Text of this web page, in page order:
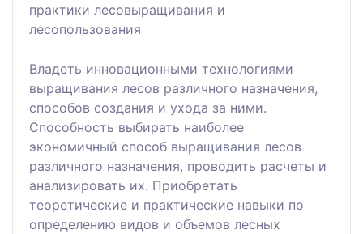
практики лесовыращивания и
лесопользования
Владеть инновационными технологиями
выращивания лесов различного назначения,
способов создания и ухода за ними.
Способность выбирать наиболее
экономичный способ выращивания лесов
различного назначения, проводить расчеты и
анализировать их. Приобретать
теоретические и практические навыки по
определению видов и объемов лесных